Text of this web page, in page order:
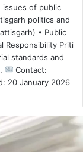
issues of public
politics and
• Public
Responsibility Priti
standards and
Contact:
20 January 2026